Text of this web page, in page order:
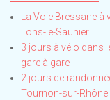
La Voie Bressane
Lons-le-Saunier
3 jours à vélo dans
gare à gare
2 jours de
Tournon-sur-